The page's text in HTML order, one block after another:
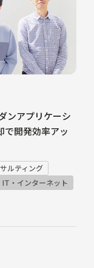
ンアプリケーシ
で開発効率アッ
ルティング
IT・インターネット